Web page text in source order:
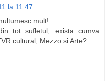
la 11:47
mult!
tot sufletul, exista cumva
cultural, Mezzo si Arte?